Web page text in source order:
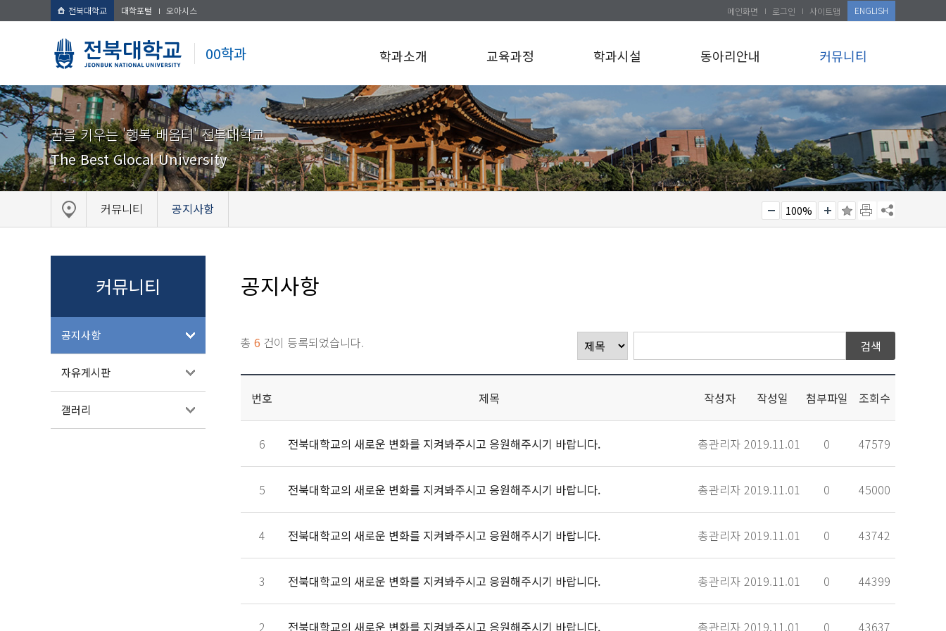
전북대학교 대학포털 오아시스
00학과
메인화면 로그인 사이트맵 ENGLISH
학과소개 교육과정 학과시설 동아리안내 커뮤니티
꿈을 키우는 '행복 배움터' 전북대학교
The Best Glocal University
커뮤니티 공지사항 100%
커뮤니티
공지사항
자유게시판
갤러리
공지사항
총 6 건이 등록되었습니다.
번호 제목 작성자 작성일 첨부파일 조회수
6 전북대학교의 새로운 변화를 지켜봐주시고 응원해주시기 바랍니다. 총관리자 2019.11.01 0 47579
5 전북대학교의 새로운 변화를 지켜봐주시고 응원해주시기 바랍니다. 총관리자 2019.11.01 0 45000
4 전북대학교의 새로운 변화를 지켜봐주시고 응원해주시기 바랍니다. 총관리자 2019.11.01 0 43742
3 전북대학교의 새로운 변화를 지켜봐주시고 응원해주시기 바랍니다. 총관리자 2019.11.01 0 44399
2 전북대학교의 새로운 변화를 지켜봐주시고 응원해주시기 바랍니다. 총관리자 2019.11.01 0 43637